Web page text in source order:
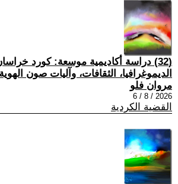
(32) دراسة أكاديمية موسعة: كورد
الديموغرافيا، الثقافات، وآليات صون الهوية
مروان فلو
2026 / 8 / 6
القضية الكردية